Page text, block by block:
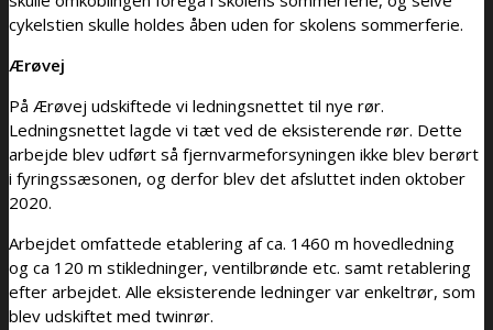
cykelstien skulle holdes åben uden for skolens sommerferie.
Ærøvej
På Ærøvej udskiftede vi ledningsnettet til nye rør.
Ledningsnettet lagde vi tæt ved de eksisterende rør. Dette
arbejde blev udført så fjernvarmeforsyningen ikke blev berørt
i fyringssæsonen, og derfor blev det afsluttet inden oktober
2020.
Arbejdet omfattede etablering af ca. 1460 m hovedledning
og ca 120 m stikledninger, ventilbrønde etc. samt retablering
efter arbejdet. Alle eksisterende ledninger var enkeltrør, som
blev udskiftet med twinrør.